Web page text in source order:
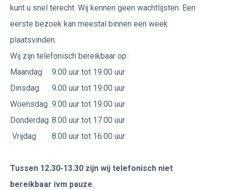
kunt u snel terecht. Wij kennen geen wachtlijsten. Een
eerste bezoek kan meestal binnen een week
plaatsvinden.
Wij zijn telefonisch bereikbaar op :
Maandag
9.00 uur tot 19.00 uur
Dinsdag
9.00 uur tot 19.00 uur
Woensdag 9.00 uur tot 19.00 uur
Donderdag 8.00 uur tot 17.00 uur
Vrijdag
8.00 uur tot 16.00 uur
Tussen 12.30-13.30 zijn wij telefonisch niet
bereikbaar ivm pauze.